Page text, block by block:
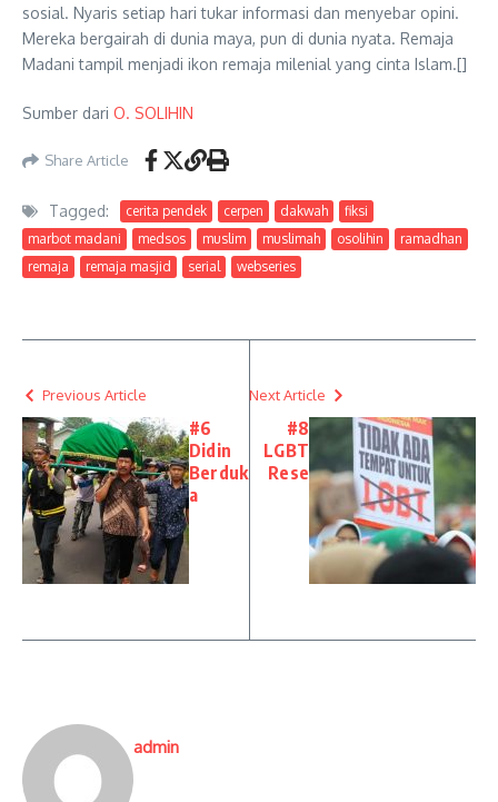
sosial. Nyaris setiap hari tukar informasi dan menyebar opini.
Mereka bergairah di dunia maya, pun di dunia nyata. Remaja
Madani tampil menjadi ikon remaja milenial yang cinta Islam.[]
Sumber dari O. SOLIHIN
Share Article
Tagged: cerita pendek cerpen dakwah
fiksi
marbot madani
medsos muslim muslimah osolihin
ramadhan
remaja
remaja masjid serial webseries
Previous Article
#6
Didin
Berduk
a
Next Article
#8
LGBT
Rese
admin